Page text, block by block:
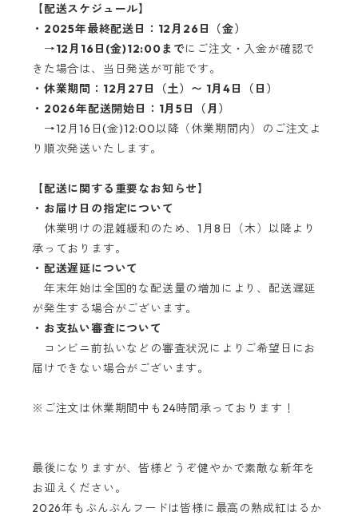
【配送スケジュール】
・2025年最終配送日：12月26日（金）
→12月16日(金)12:00までにご注文・入金が確認で
きた場合は、当日発送が可能です。
・休業期間：12月27日（土）〜 1月4日（日）
・2026年配送開始日：1月5日（月）
→12月16日(金)12:00以降（休業期間内）のご注文よ
り順次発送いたします。
【配送に関する重要なお知らせ】
・お届け日の指定について
休業明けの混雑緩和のため、1月8日（木）以降より
承っております。
・配送遅延について
年末年始は全国的な配送量の増加により、配送遅延
が発生する場合がございます。
・お支払い審査について
コンビニ前払いなどの審査状況によりご希望日にお
届けできない場合がございます。
※ご注文は休業期間中も24時間承っております！
最後になりますが、皆様どうぞ健やかで素敵な新年を
お迎えください。
2026年もぶんぶんフードは皆様に最高の熟成紅はるか